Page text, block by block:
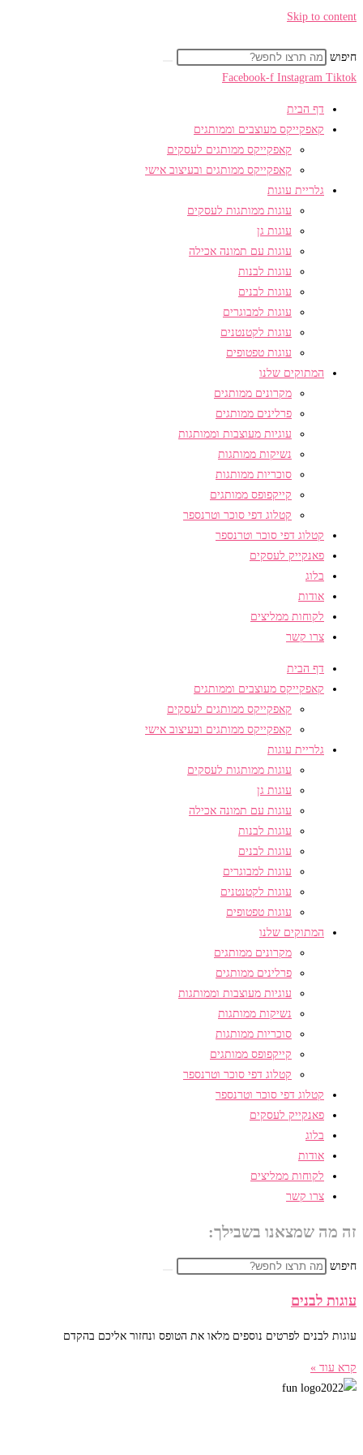
Skip to content
חיפוש
Facebook-f Instagram Tiktok
דף הבית
קאפקייקס מעוצבים וממותגים
קאפקייקס ממותגים לעסקים
קאפקייקס ממותגים ובעיצוב אישי
גלריית עוגות
עוגות ממותגות לעסקים
עוגות גן
עוגות עם תמונה אכילה
עוגות לבנות
עוגות לבנים
עוגות למבוגרים
עוגות לקטנטנים
עוגות טפטופים
המתוקים שלנו
מקרונים ממותגים
פרלינים ממותגים
עוגיות מעוצבות וממותגות
נשיקות ממותגות
סוכריות ממותגות
קייקפופס ממותגים
קטלוג דפי סוכר וטרנספר
קטלוג דפי סוכר וטרנספר
פאנקייק לעסקים
בלוג
אודות
לקוחות ממליצים
צרו קשר
דף הבית
קאפקייקס מעוצבים וממותגים
קאפקייקס ממותגים לעסקים
קאפקייקס ממותגים ובעיצוב אישי
גלריית עוגות
עוגות ממותגות לעסקים
עוגות גן
עוגות עם תמונה אכילה
עוגות לבנות
עוגות לבנים
עוגות למבוגרים
עוגות לקטנטנים
עוגות טפטופים
המתוקים שלנו
מקרונים ממותגים
פרלינים ממותגים
עוגיות מעוצבות וממותגות
נשיקות ממותגות
סוכריות ממותגות
קייקפופס ממותגים
קטלוג דפי סוכר וטרנספר
קטלוג דפי סוכר וטרנספר
פאנקייק לעסקים
בלוג
אודות
לקוחות ממליצים
צרו קשר
זה מה שמצאנו בשבילך:
חיפוש
עוגות לבנים
עוגות לבנים לפרטים נוספים מלאו את הטופס ונחזור אליכם בהקדם
קרא עוד »